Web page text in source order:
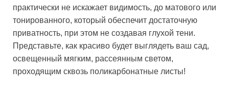
практически не искажает видимость, до матового или
тонированного, который обеспечит достаточную
приватность, при этом не создавая глухой тени.
Представьте, как красиво будет выглядеть ваш сад,
освещенный мягким, рассеянным светом,
проходящим сквозь поликарбонатные листы!